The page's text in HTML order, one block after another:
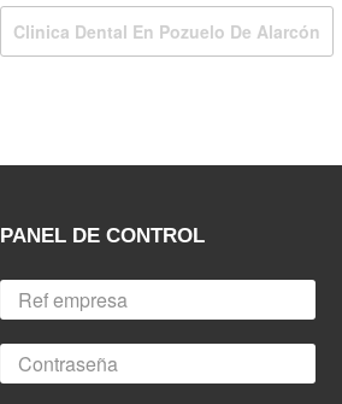
Clinica Dental En Pozuelo De Alarcón
PANEL DE CONTROL